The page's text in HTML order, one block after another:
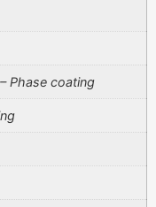
Phase coating